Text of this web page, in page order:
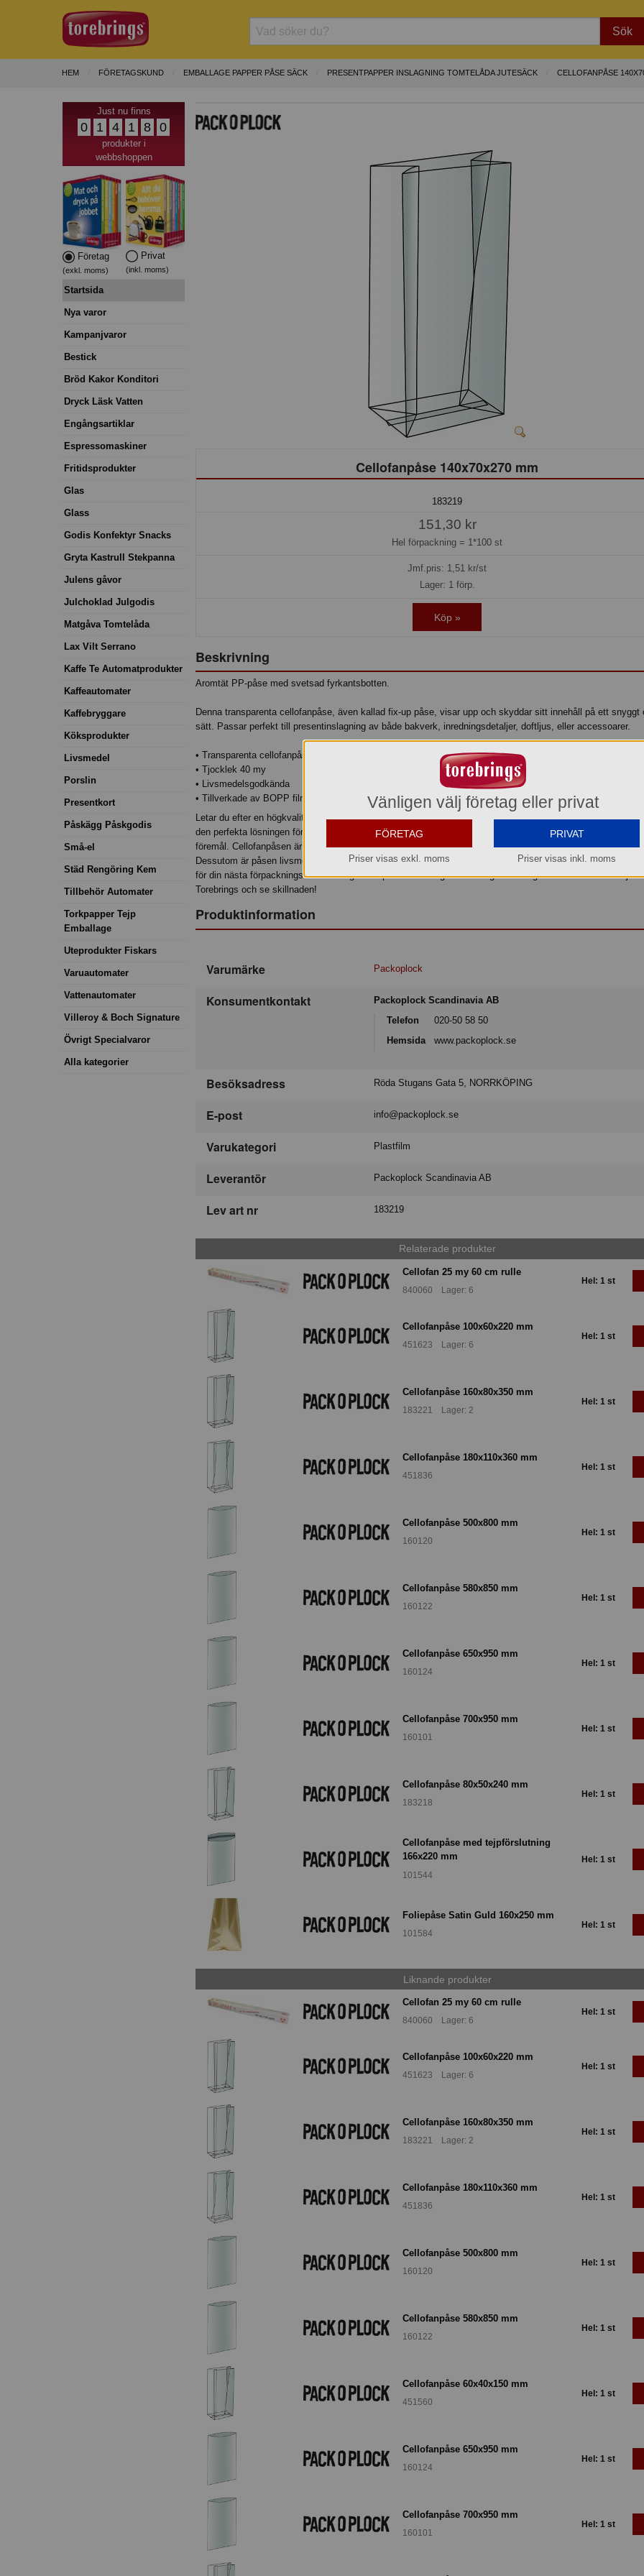
Sök
HEM FÖRETAGSKUND EMBALLAGE PAPPER PÅSE SÄCK PRESENTPAPPER INSLAGNING TOMTELÅDA JUTESÄCK CELLOFANPÅSE
Just nu finns
0 1 4 1 8 0
produkter i
webbshoppen
Företag
(exkl. moms)
Privat
(inkl. moms)
Startsida
Nya varor
Kampanjvaror
Bestick
Bröd Kakor Konditori
Dryck Läsk Vatten
Engångsartiklar
Espressomaskiner
Fritidsprodukter
Glas
Glass
Godis Konfektyr Snacks
Gryta Kastrull Stekpanna
Julens gåvor
Julchoklad Julgodis
Matgåva Tomtelåda
Lax Vilt Serrano
Kaffe Te Automatprodukter
Kaffeautomater
Kaffebryggare
Köksprodukter
Livsmedel
Porslin
Presentkort
Påskägg Påskgodis
Små-el
Städ Rengöring Kem
Tillbehör Automater
Torkpapper Tejp
Emballage
Uteprodukter Fiskars
Varuautomater
Vattenautomater
Villeroy & Boch Signature
Övrigt Specialvaror
Alla kategorier
Cellofanpåse 140x70x270 mm
183219
151,30 kr
Hel förpackning = 1*100 st
Jmf.pris: 1,51 kr/st
Lager: 1 förp.
Köp »
Beskrivning
Aromtät PP-påse med svetsad fyrkantsbotten.
Denna transparenta cellofanpåse, även kallad fix-up påse, visar upp och skyddar sitt innehåll på ett snyggt
sätt. Passar perfekt till presentinslagning av både bakverk, inredningsdetaljer, doftljus, eller accessoarer.
• Transparenta cellofanpåsar tillverkade av PP-plast
• Tjocklek 40 my
• Livsmedelsgodkända
• Tillverkade av BOPP film, vilket i dagligt tal kallas cellofan men som är en polypropylenfilm
Letar du efter en högkvalitativ och transparent förpackningslösning? Vår cellofanpåse med måtten
den perfekta lösningen för dig. Denna påse är idealisk för förpackning av presenter, bakverk, konfektyr och
föremål. Cellofanpåsen är både elegant och funktionell, vilket gör att innehållet ser attraktivt och
Dessutom är påsen livsmedelssäker och perfekt för att hålla produkterna fräscha och skyddade. Välj vår
för din nästa förpackningsbehov och ge dina produkter det genomskinliga och eleganta utseende de
Torebrings och se skillnaden!
Produktinformation
Varumärke Packoplock
Konsumentkontakt
Packoplock Scandinavia AB
Telefon
020-50 58 50
Hemsida
www.packoplock.se
Besöksadress Röda Stugans Gata 5, NORRKÖPING
E-post info@packoplock.se
Varukategori Plastfilm
Leverantör Packoplock Scandinavia AB
Lev art nr 183219
Relaterade produkter
Cellofan 25 my 60 cm rulle
840060 Lager: 6
Hel: 1 st
Cellofanpåse 100x60x220 mm
451623 Lager: 6
Hel: 1 st
Cellofanpåse 160x80x350 mm
183221 Lager: 2
Hel: 1 st
Cellofanpåse 180x110x360 mm
451836
Hel: 1 st
Cellofanpåse 500x800 mm
160120
Hel: 1 st
Cellofanpåse 580x850 mm
160122
Hel: 1 st
Cellofanpåse 650x950 mm
160124
Hel: 1 st
Cellofanpåse 700x950 mm
160101
Hel: 1 st
Cellofanpåse 80x50x240 mm
183218
Hel: 1 st
Cellofanpåse med tejpförslutning
166x220 mm
101544
Hel: 1 st
Foliepåse Satin Guld 160x250 mm
101584
Hel: 1 st
Liknande produkter
Cellofan 25 my 60 cm rulle
840060 Lager: 6
Hel: 1 st
Cellofanpåse 100x60x220 mm
451623 Lager: 6
Hel: 1 st
Cellofanpåse 160x80x350 mm
183221 Lager: 2
Hel: 1 st
Cellofanpåse 180x110x360 mm
451836
Hel: 1 st
Cellofanpåse 500x800 mm
160120
Hel: 1 st
Cellofanpåse 580x850 mm
160122
Hel: 1 st
Cellofanpåse 60x40x150 mm
451560
Hel: 1 st
Cellofanpåse 650x950 mm
160124
Hel: 1 st
Cellofanpåse 700x950 mm
160101
Hel: 1 st
Vänligen välj företag eller privat
FÖRETAG
Priser visas exkl. moms
PRIVAT
Priser visas inkl. moms